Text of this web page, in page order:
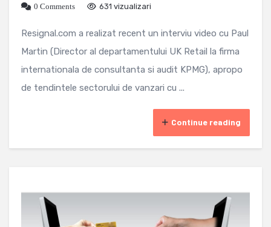
0 Comments
631 vizualizari
Resignal.com a realizat recent un interviu video cu Paul
Martin (Director al departamentului UK Retail la firma
internationala de consultanta si audit KPMG), apropo
de tendintele sectorului de vanzari cu ...
Continue reading